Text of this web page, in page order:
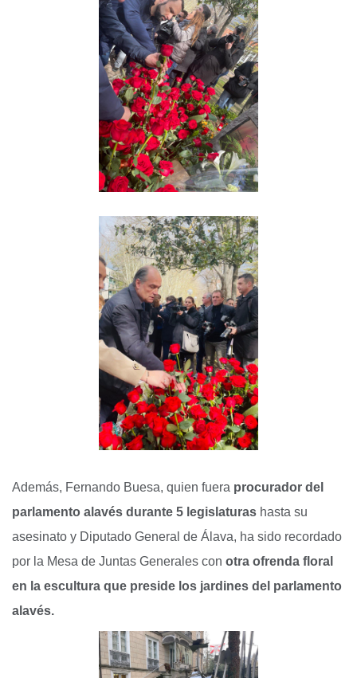
Además, Fernando Buesa, quien fuera procurador del
parlamento alavés durante 5 legislaturas hasta su
asesinato y Diputado General de Álava, ha sido recordado
por la Mesa de Juntas Generales con otra ofrenda floral
en la escultura que preside los jardines del parlamento
alavés.